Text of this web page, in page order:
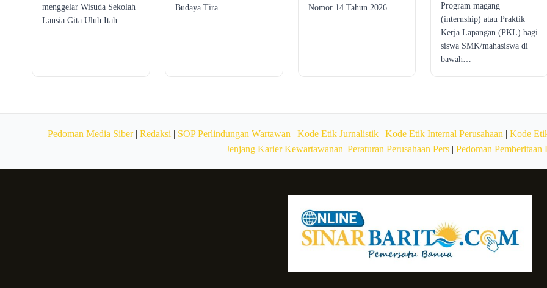
menggelar Wisuda Sekolah
Lansia Gita Uluh Itah…
Budaya Tira…
Nomor 14 Tahun 2026…
Program magang
(internship) atau Praktik
Kerja Lapangan (PKL) bagi
siswa SMK/mahasiswa di
bawah…
Pedoman Media Siber| Redaksi | SOP Perlindungan Wartawan | Kode Etik Jurnalistik | Kode Etik Internal Perusahaan | Kode
Jenjang Karier Kewartawanan| Peraturan Perusahaan Pers| Pedoman Pemberitaan